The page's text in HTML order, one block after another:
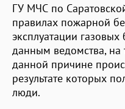
ГУ МЧС по
правилах пожарной
эксплуатации
данным ведомства, на
данной причине
результате которых
люди.